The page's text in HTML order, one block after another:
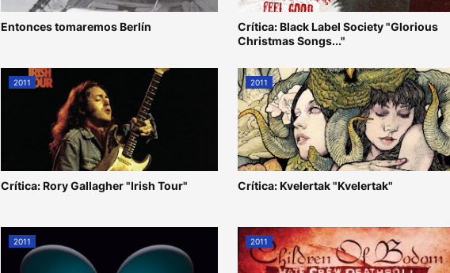
Entonces tomaremos Berlín
Crítica: Black Label Society "Glorious
Christmas Songs..."
2011
Crítica: Rory Gallagher "Irish Tour"
2011
Crítica: Kvelertak "Kvelertak"
2011 2011